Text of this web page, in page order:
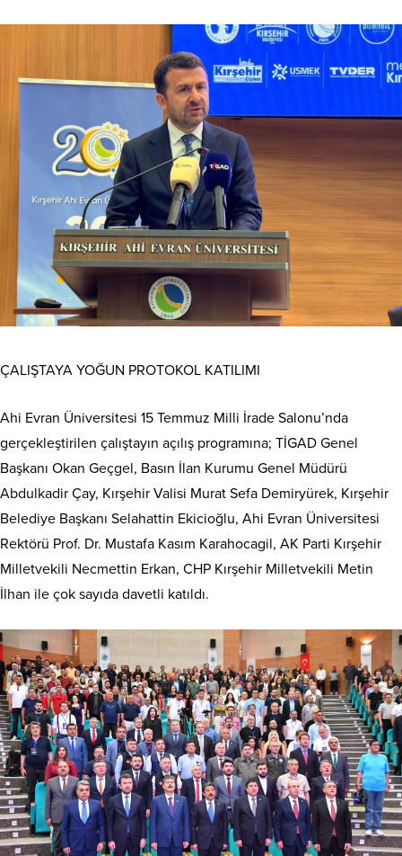
ÇALIŞTAYA YOĞUN PROTOKOL KATILIMI
Ahi Evran Üniversitesi 15 Temmuz Milli İrade Salonu’nda
gerçekleştirilen çalıştayın açılış programına; TİGAD Genel
Başkanı Okan Geçgel, Basın İlan Kurumu Genel Müdürü
Abdulkadir Çay, Kırşehir Valisi Murat Sefa Demiryürek, Kırşehir
Belediye Başkanı Selahattin Ekicioğlu, Ahi Evran Üniversitesi
Rektörü Prof. Dr. Mustafa Kasım Karahocagil, AK Parti Kırşehir
Milletvekili Necmettin Erkan, CHP Kırşehir Milletvekili Metin
İlhan ile çok sayıda davetli katıldı.